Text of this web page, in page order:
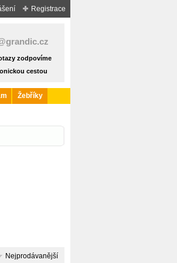
Registrace
zodpovíme
cestou
Žebříky
Nejprodávanější